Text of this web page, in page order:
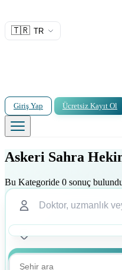
🇹🇷 TR
Giriş Yap Ücretsiz Kayıt Ol
Askeri Sahra
Bu Kategoride 0 sonuç